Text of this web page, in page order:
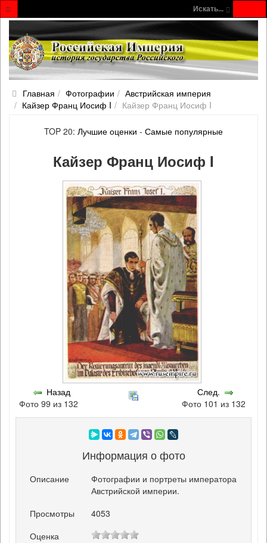
Искать...
Главная Фотографии
Австрийская империя
Кайзер Франц Иосиф I
Кайзер Франц Иосиф I
TOP 20: Лучшие оценки - Самые популярные
Кайзер Франц Иосиф I
Назад
Фото 99 из 132
След.
Фото 101 из 132
Информация о фото
Описание
Фотографии и портреты императора
Австрийской империи.
Просмотры
4053
Оценка